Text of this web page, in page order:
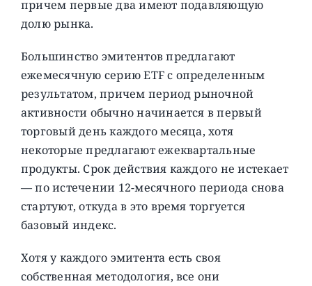
причем первые два имеют подавляющую
долю рынка.
Большинство эмитентов предлагают
ежемесячную серию ETF с определенным
результатом, причем период рыночной
активности обычно начинается в первый
торговый день каждого месяца, хотя
некоторые предлагают ежеквартальные
продукты. Срок действия каждого не истекает
— по истечении 12-месячного периода снова
стартуют, откуда в это время торгуется
базовый индекс.
Хотя у каждого эмитента есть своя
собственная методология, все они